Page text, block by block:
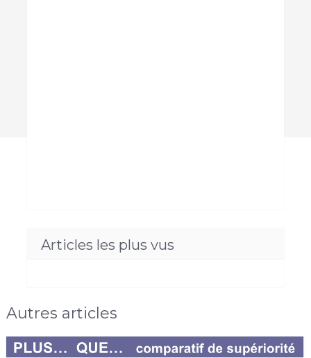
Articles les plus vus
Autres articles